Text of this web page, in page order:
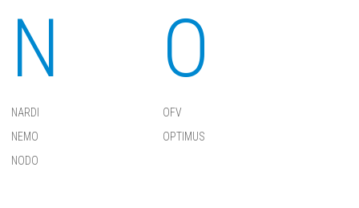
N
NARDI
NEMO
NODO
O
OFV
OPTIMUS